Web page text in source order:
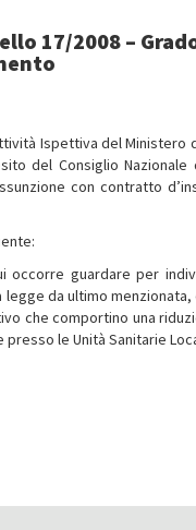
17/2008 –
Ispettiva del
del Consiglio
con contratto
occorre guardare per
legge da ultimo
che comportino una
le Unità Sanitarie